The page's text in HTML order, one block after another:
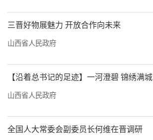
三晋好物展魅力 开放合作向未来
山西省人民政府
【沿着总书记的足迹】一河澄碧 锦绣满城
山西省人民政府
全国人大常委会副委员长何维在晋调研